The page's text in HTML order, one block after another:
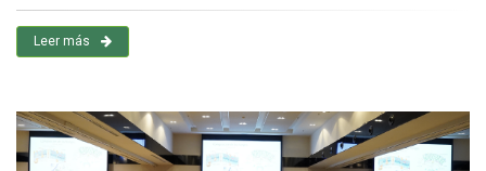
Leer más